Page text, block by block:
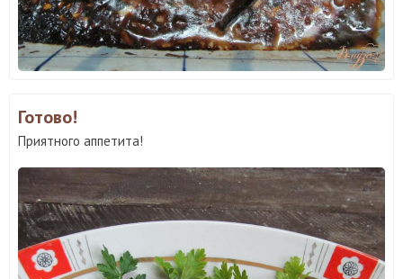
Готово!
Приятного аппетита!